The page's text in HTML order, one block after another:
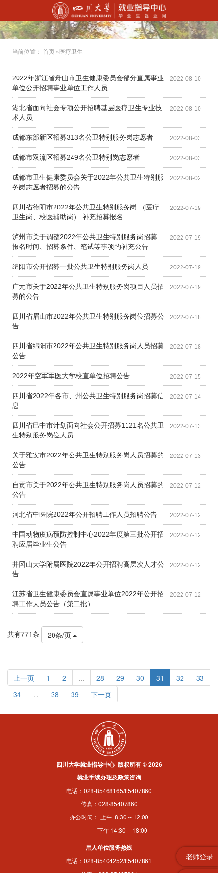
老师登录
当前位置： 首页 »医疗卫生
2022-08-10
2022年浙江省舟山市卫生健康委员会部分直属事业
单位公开招聘事业单位工作人员
2022-08-10
湖北省面向社会专项公开招聘基层医疗卫生专业技
术人员
2022-08-03
成都东部新区招募313名公卫特别服务岗志愿者
2022-08-03
成都市双流区招募249名公卫特别岗志愿者
2022-08-02
成都市卫生健康委员会关于2022年公共卫生特别服
务岗志愿者招募的公告
2022-07-19
四川省德阳市2022年公共卫生特别服务岗 （医疗
卫生岗、校医辅助岗） 补充招募报名
2022-07-19
泸州市关于调整2022年公共卫生特别服务岗招募
报名时间、招募条件、笔试等事项的补充公告
2022-07-19
绵阳市公开招募一批公共卫生特别服务岗人员
2022-07-19
广元市关于2022年公共卫生特别服务岗项目人员招
募的公告
2022-07-18
四川省眉山市2022年公共卫生特别服务岗位招募公
告
2022-07-18
四川省绵阳市2022年公共卫生特别服务岗人员招募
公告
2022-07-15
2022年空军军医大学校直单位招聘公告
2022-07-14
四川省2022年各市、州公共卫生特别服务岗招募信
息
2022-07-13
四川省巴中市计划面向社会公开招募1121名公共卫
生特别服务岗位人员
2022-07-13
关于雅安市2022年公共卫生特别服务岗人员招募的
公告
2022-07-12
自贡市关于2022年公共卫生特别服务岗人员招募的
公告
2022-07-12
河北省中医院2022年公开招聘工作人员招聘公告
2022-07-12
中国动物疫病预防控制中心2022年度第三批公开招
聘应届毕业生公告
2022-07-12
井冈山大学附属医院2022年公开招聘高层次人才公
告
2022-07-12
江苏省卫生健康委员会直属事业单位2022年公开招
聘工作人员公告（第二批）
共有771条 20条/页
上一页 1 2 ... 28 29 30 31 32
33
34
... 38 39 下一页
四川大学就业指导中心 版权所有 © 2026
就业手续办理及政策咨询
电话：028-85468165/85407860
传真：028-85407860
办公时间： 上午 8:30 -- 12:00
下午 14:30 -- 18:00
用人单位服务热线
电话：028-85404252/85407861